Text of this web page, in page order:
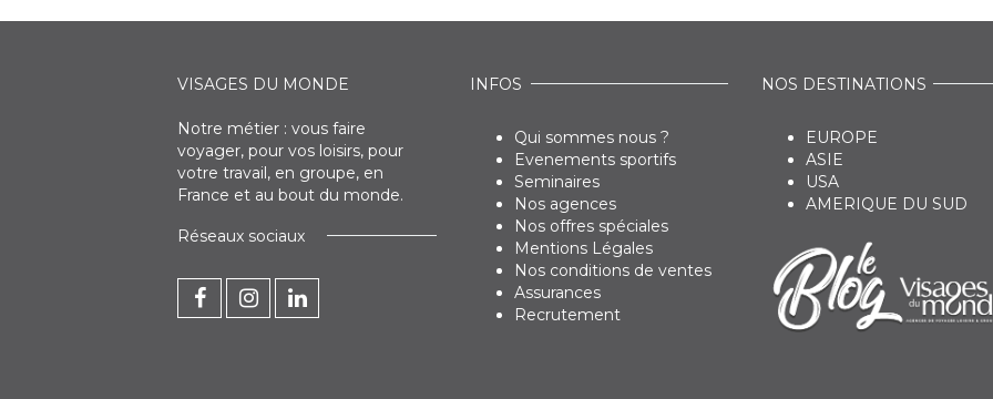
VISAGES DU MONDE
Notre métier : vous faire
voyager, pour vos loisirs, pour
votre travail, en groupe, en
France et au bout du monde.
Réseaux sociaux
INFOS
Qui sommes nous ?
Evenements sportifs
Seminaires
Nos agences
Nos offres spéciales
Mentions Légales
Nos conditions de ventes
Assurances
Recrutement
NOS DESTINATIONS
EUROPE
ASIE
USA
AMERIQUE DU SUD